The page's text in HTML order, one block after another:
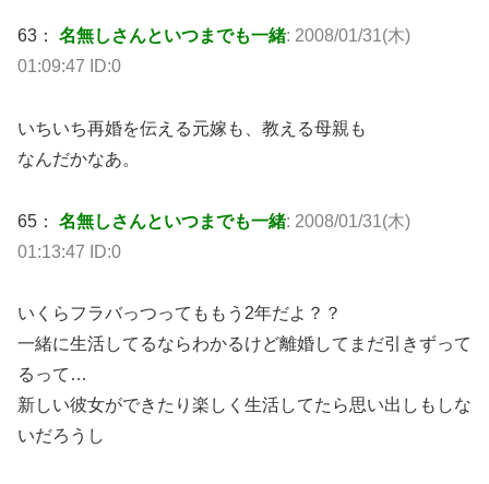
63： 名無しさんといつまでも一緒: 2008/01/31(木)
01:09:47 ID:0
いちいち再婚を伝える元嫁も、教える母親も
なんだかなあ。
65： 名無しさんといつまでも一緒: 2008/01/31(木)
01:13:47 ID:0
いくらフラバっつってももう2年だよ？？
一緒に生活してるならわかるけど離婚してまだ引きずって
るって…
新しい彼女ができたり楽しく生活してたら思い出しもしな
いだろうし